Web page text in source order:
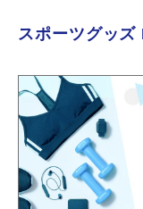
スポーツグッ